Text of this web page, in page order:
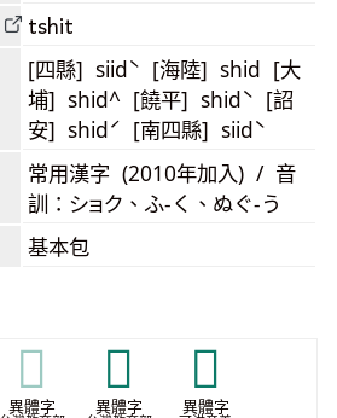
tshit
[四縣] siidˋ [海陸] shid [大
埔] shid^ [饒平] shidˋ [詔
安] shidˊ [南四縣] siidˋ
常用漢字 (2010年加入) / 音
訓：ショク、ふ-く、ぬぐ-う
基本包
𢂑
異體字
𢩮
異體字
𫭫
異體字